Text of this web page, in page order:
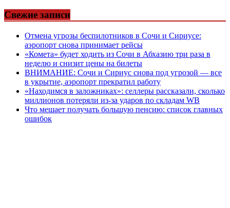
Свежие записи
Отмена угрозы беспилотников в Сочи и Сириусе:
аэропорт снова принимает рейсы
«Комета» будет ходить из Сочи в Абхазию три раза в
неделю и снизит цены на билеты
ВНИМАНИЕ: Сочи и Сириус снова под угрозой — все
в укрытие, аэропорт прекратил работу
«Находимся в заложниках»: селлеры рассказали, сколько
миллионов потеряли из-за ударов по складам WB
Что мешает получать большую пенсию: список главных
ошибок